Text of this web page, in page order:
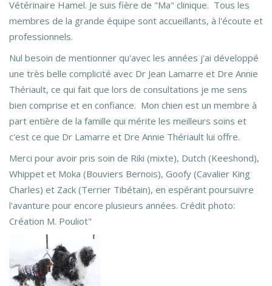
Vétérinaire Hamel. Je suis fière de "Ma" clinique. Tous les
membres de la grande équipe sont accueillants, à l'écoute et
professionnels.
Nul besoin de mentionner qu'avec les années j'ai développé
une très belle complicité avec Dr Jean Lamarre et Dre Annie
Thériault, ce qui fait que lors de consultations je me sens
bien comprise et en confiance. Mon chien est un membre à
part entière de la famille qui mérite les meilleurs soins et
c'est ce que Dr Lamarre et Dre Annie Thériault lui offre.
Merci pour avoir pris soin de Riki (mixte), Dutch (Keeshond),
Whippet et Moka (Bouviers Bernois), Goofy (Cavalier King
Charles) et Zack (Terrier Tibétain), en espérant poursuivre
l'avanture pour encore plusieurs années. Crédit photo:
Création M. Pouliot"